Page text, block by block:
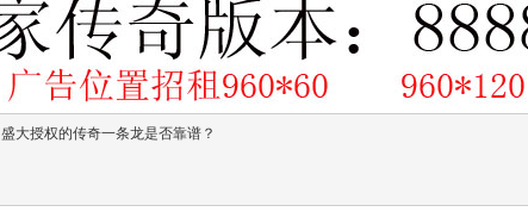
盛大授权的传奇一条龙是否靠谱？